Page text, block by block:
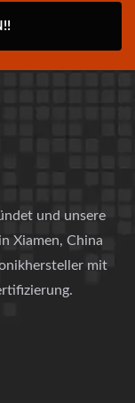
und unsere
Xiamen, China
mit